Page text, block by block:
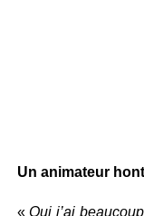
Un animateur
«Oui j’ai